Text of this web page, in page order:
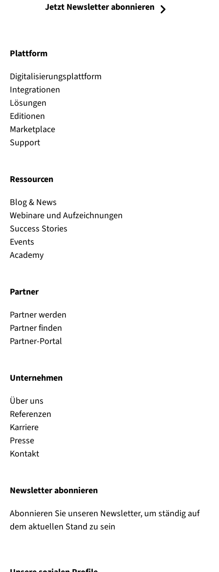
Jetzt Newsletter abonnieren
Plattform
Digitalisierungsplattform
Integrationen
Lösungen
Editionen
Marketplace
Support
Ressourcen
Blog & News
Webinare und Aufzeichnungen
Success Stories
Events
Academy
Partner
Partner werden
Partner finden
Partner-Portal
Unternehmen
Über uns
Referenzen
Karriere
Presse
Kontakt
Newsletter abonnieren
Abonnieren Sie unseren Newsletter, um ständig auf
dem aktuellen Stand zu sein